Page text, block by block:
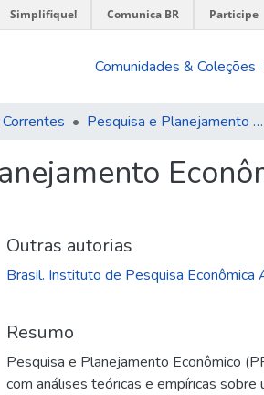
Simplifique! Comunica BR Participe
Comunidades & Coleções
Pesquisa e Planejamento Econômico (PPE)
Outras autorias
Brasil. Instituto de Pesquisa Econômica
Resumo
Pesquisa e Planejamento Econômico
com análises teóricas e empíricas sobre